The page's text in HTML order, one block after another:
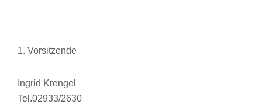
1. Vorsitzende
Ingrid Krengel
Tel.02933/2630